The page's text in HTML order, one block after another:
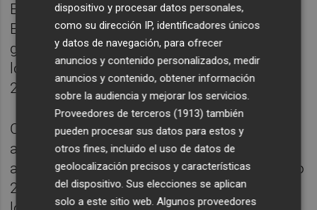
Esta derrota fue la más dolorosa, ya que el
Elche ganó el primer partido en tierras
gallegas (2-4) para perder, con todo a favor,
los dos siguientes en su pista por (1-5) y (0-
2), con lo que dejó escapar el ascenso.
Curiosamente, el Antequera, rival por el
ascenso este lunes, fue el equipo que
ascendió junto al Elche a Primera en el curso
2014-15 y ante el que el conjunto ilicitano
dispositivo y procesar datos personales,
como su dirección IP, identificadores únicos
y datos de navegación, para ofrecer
anuncios y contenido personalizados, medir
anuncios y contenido, obtener información
sobre la audiencia y mejorar los servicios.
Proveedores de terceros (1913) también
pueden procesar sus datos para estos y
otros fines, incluido el uso de datos de
geolocalización precisos y características
del dispositivo. Sus elecciones se aplican
solo a este sitio web. Algunos proveedores